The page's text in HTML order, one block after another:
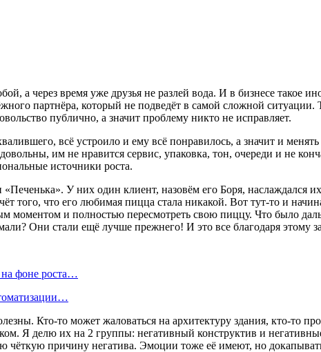
а через время уже друзья не разлей вода. И в бизнесе такое
партнёра, который не подведёт в самой сложной
публично, а значит проблему никто не исправляет.
всё устроило и ему всё понравилось, а значит и
им не нравится сервис, упаковка, тон, очереди и не
источники роста.
У них один клиент, назовём его Боря, наслаждался
того, что его любимая пицца стала никакой. Вот тут-то и
моментом и полностью пересмотреть свою пиццу. Что было
Они стали ещё лучше прежнего! И это все благодаря этому
на фоне роста…
Кто-то может жаловаться на архитектуру здания, кто-то
Я делю их на 2 группы: негативный конструктив и
чёткую причину негатива. Эмоции тоже её имеют, но